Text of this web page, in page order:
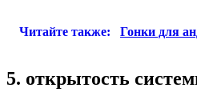
Читайте также: Гонки для
5. открытость